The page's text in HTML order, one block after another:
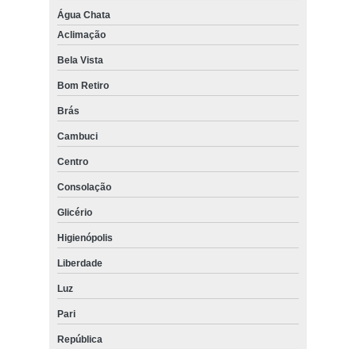
Água Chata
Aclimação
Bela Vista
Bom Retiro
Brás
Cambuci
Centro
Consolação
Glicério
Higienópolis
Liberdade
Luz
Pari
República